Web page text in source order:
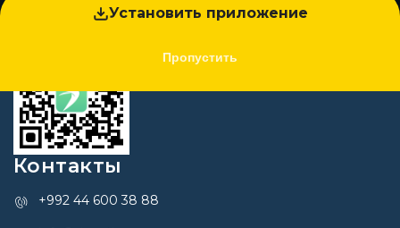
Установить приложение
Пропустить
Контакты
+992 44 600 38 88